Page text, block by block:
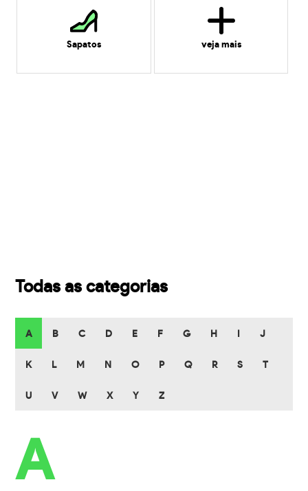
Sapatos veja mais
Todas as categorias
A B C D E F G H J
K L M N O P Q R S T
U V W X Y Z
A